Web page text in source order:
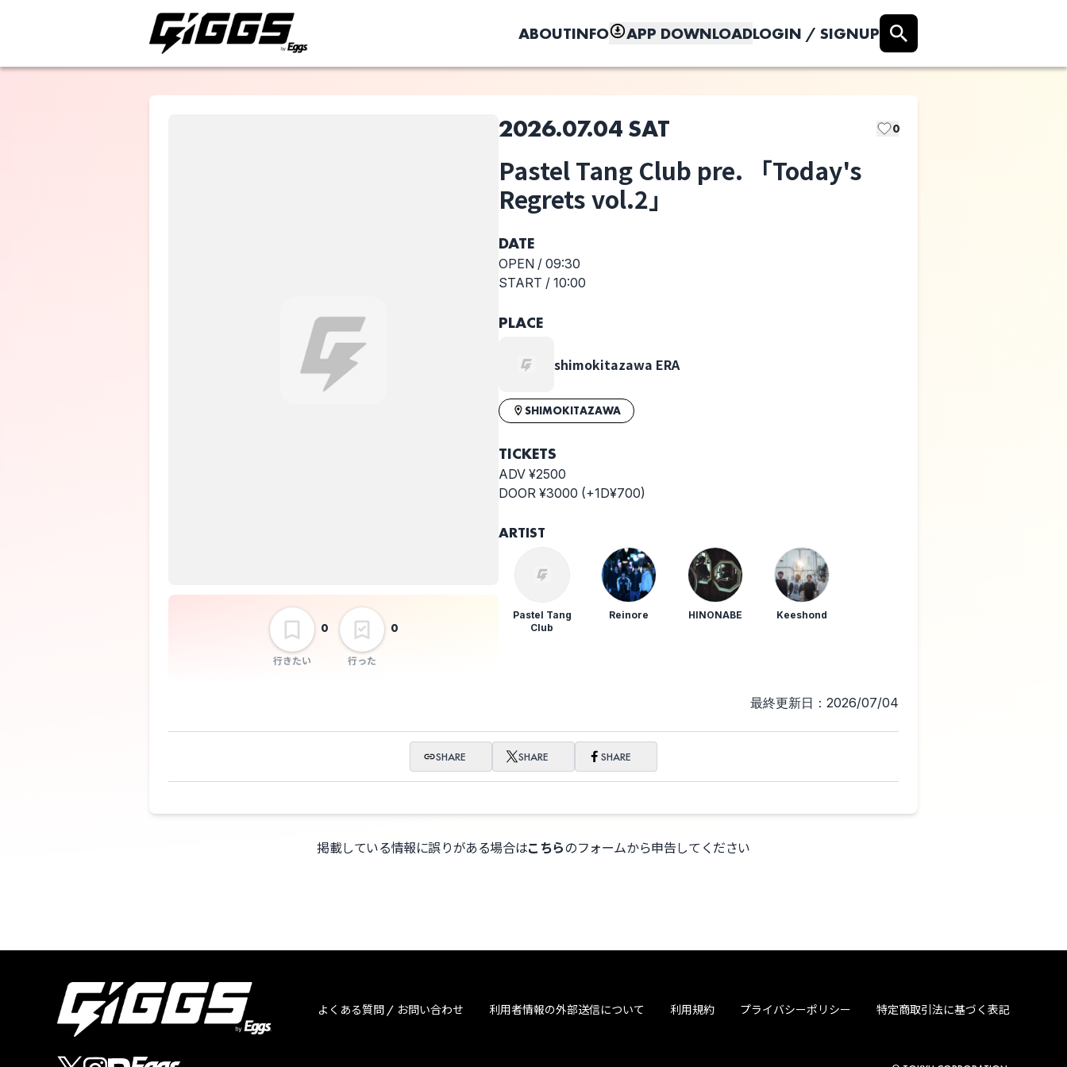
ABOUTINFO APP DOWNLOADLOGIN / SIGNUP
行きたい
0
行った
0
HINONABE Keeshond
2026.07.04 SAT 0
Pastel Tang Club pre. 「Today's
Regrets vol.2」
DATE
OPEN / 09:30
START / 10:00
PLACE
shimokitazawa ERA
SHIMOKITAZAWA
TICKETS
ADV ¥2500
DOOR ¥3000 (+1D¥700)
ARTIST
Pastel Tang
Club
Reinore HINONABE Keeshond
最終更新日：2026/07/04
SHARE SHARE SHARE
掲載している情報に誤りがある場合はこちらのフォームから申告してください
このライブの取り置きは終了しました
よくある質問 / お問い合わせ 利用者情報の外部送信について 利用規約 プライバシーポリシー 特定商取引法に基づく表記